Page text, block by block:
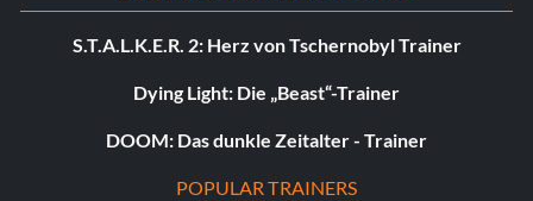
S.T.A.L.K.E.R. 2: Herz von Tschernobyl Trainer
Dying Light: Die „Beast“-Trainer
DOOM: Das dunkle Zeitalter - Trainer
POPULAR TRAINERS